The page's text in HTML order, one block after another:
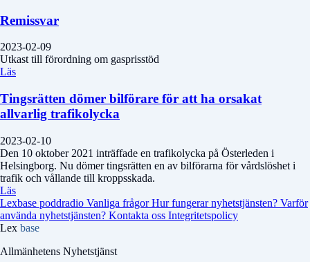
Remissvar
2023-02-09
Utkast till förordning om gasprisstöd
Läs
Tingsrätten dömer bilförare för att ha orsakat
allvarlig trafikolycka
2023-02-10
Den 10 oktober 2021 inträffade en trafikolycka på Österleden i
Helsingborg. Nu dömer tingsrätten en av bilförarna för vårdslöshet i
trafik och vållande till kroppsskada.
Läs
Lexbase poddradio Vanliga frågorHur fungerar nyhetstjänsten? Varför
använda nyhetstjänsten? Kontakta oss Integritetspolicy
Lex base
Allmänhetens Nyhetstjänst